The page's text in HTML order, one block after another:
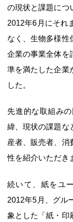
の現状と課題につ
2012年6月にそれ
なく、生物多様性
企業の事業全体を
準を満たした企業
した。
先進的な取組み
緯、現状の課題な
産者、販売者、消
性を紹介いただき
続いて、紙をユ
2012年5月、グル
象とした「紙・印